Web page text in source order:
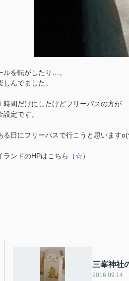
ルを転がしたり…。
んでました。
時間だけにしたけどフリーパスの方が
定です。
る日にフリーパスで行こうと思います
ランドのHPはこちら（☆）
三峯神社
2016.09.14